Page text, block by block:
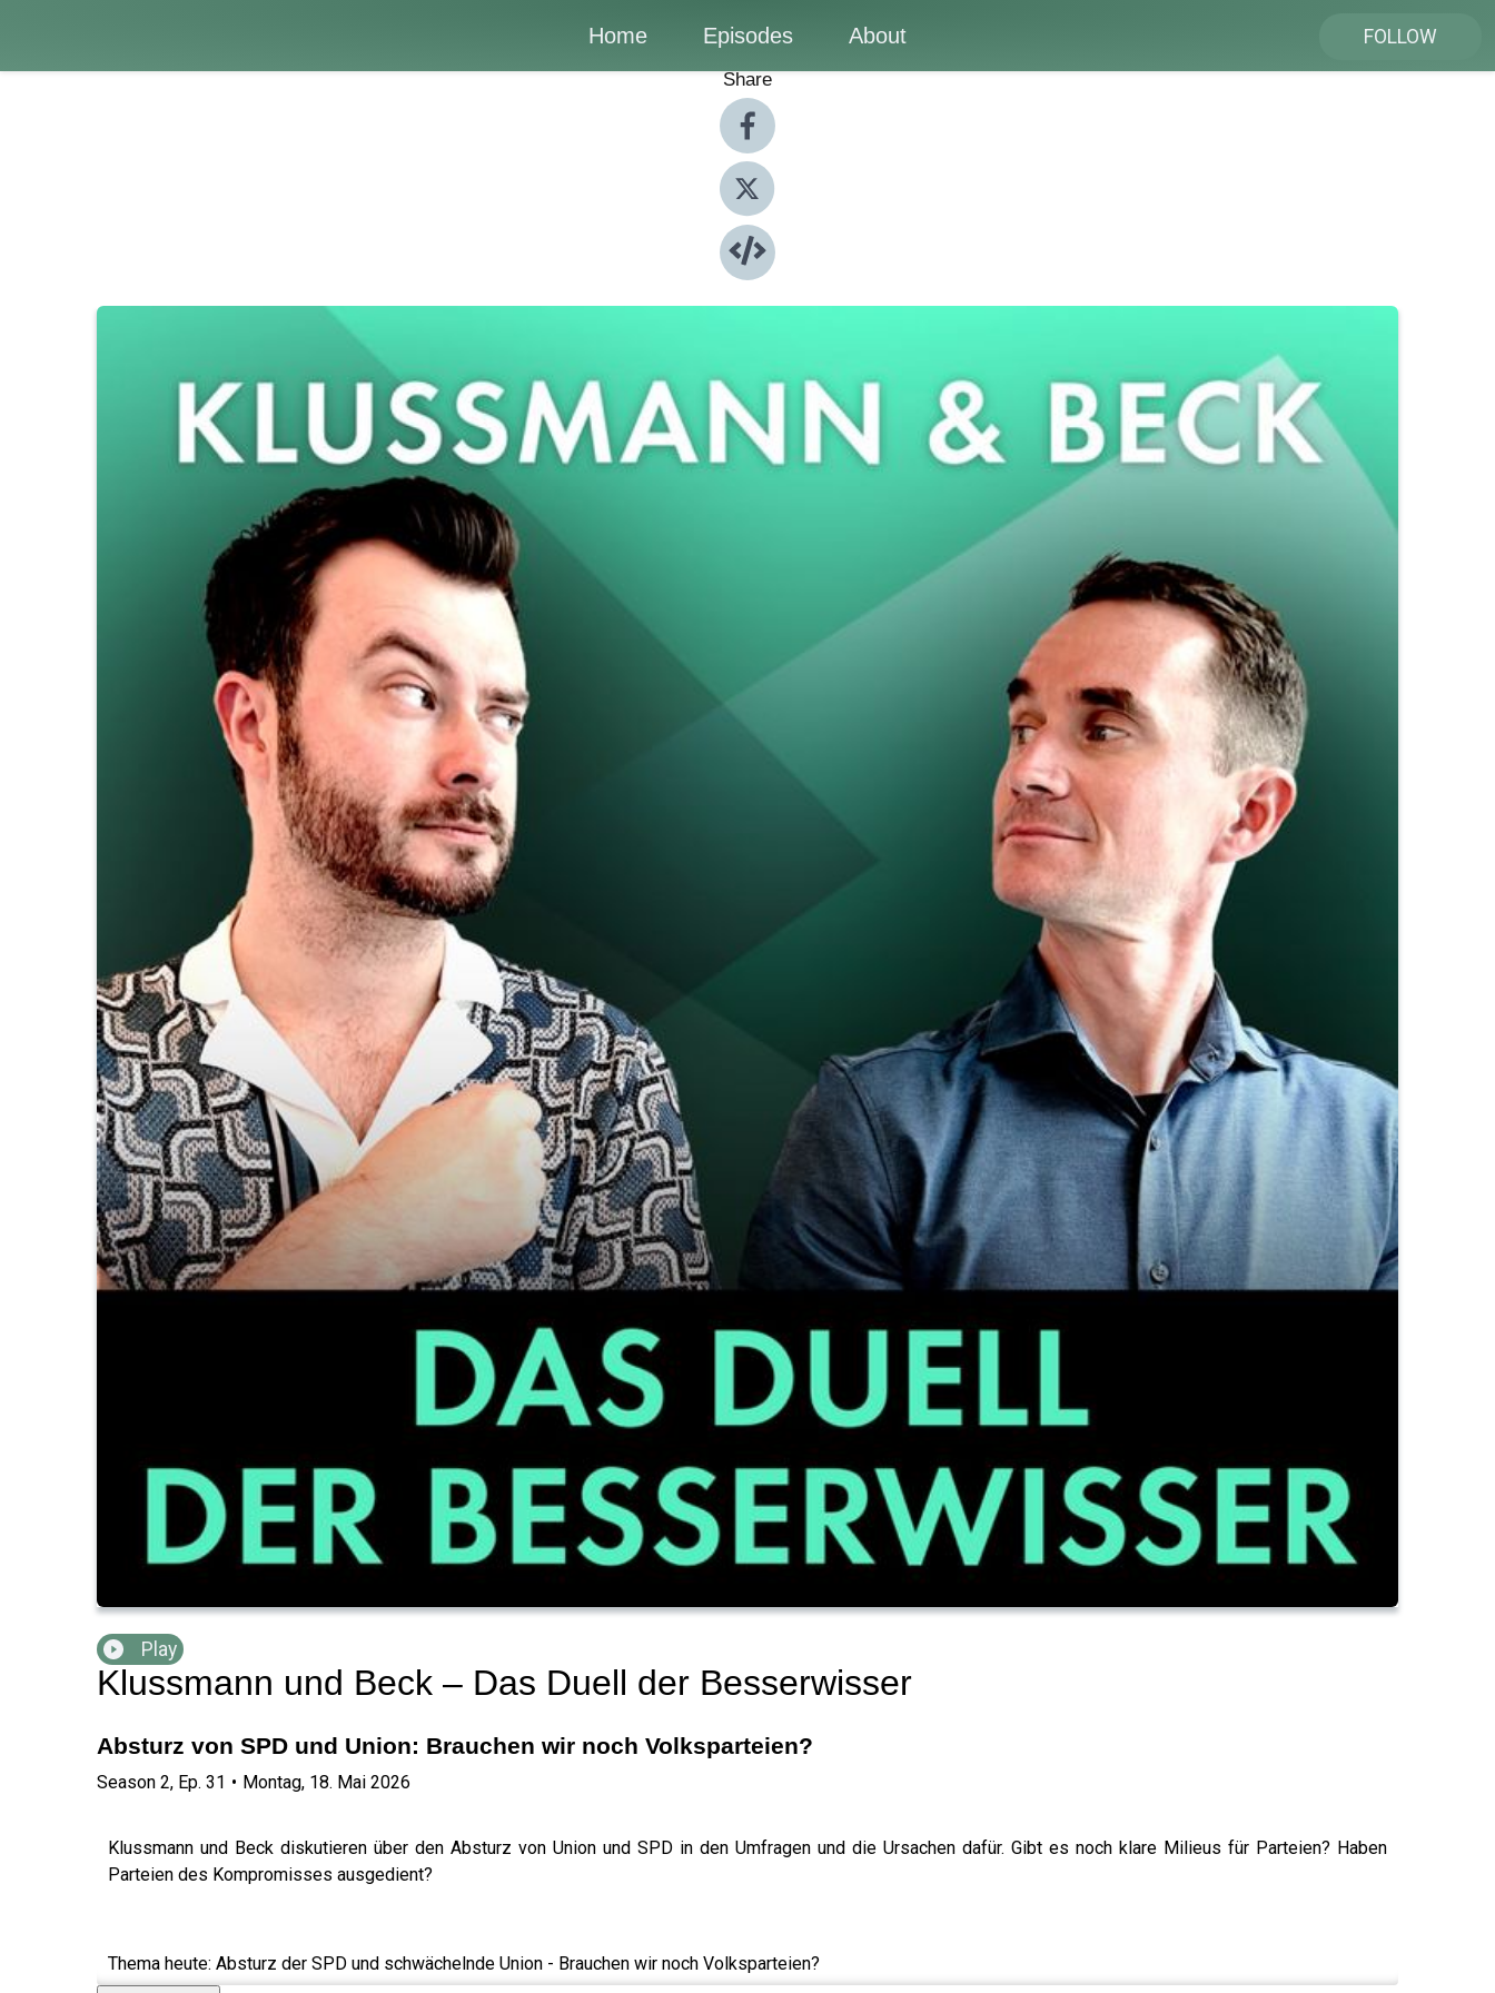
Home Episodes About FOLLOW
Share
Play
Klussmann und Beck – Das Duell der Besserwisser
Absturz von SPD und Union: Brauchen wir noch Volksparteien?
Season 2, Ep. 31 • Montag, 18. Mai 2026
Klussmann und Beck diskutieren über den Absturz von Union und SPD in den Umfragen und die Ursachen dafür. Gibt es noch klare Milieus für Parteien? Haben
Parteien des Kompromisses ausgedient?
Thema heute: Absturz der SPD und schwächelnde Union - Brauchen wir noch Volksparteien?